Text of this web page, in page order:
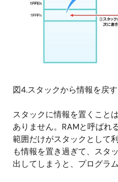
図4.スタックから情報を戻す
スタックに情報を置くこと
ありません。RAMと呼ばれ
範囲だけがスタックとして
も情報を置き過ぎて、スタ
出してしまうと、プログラ